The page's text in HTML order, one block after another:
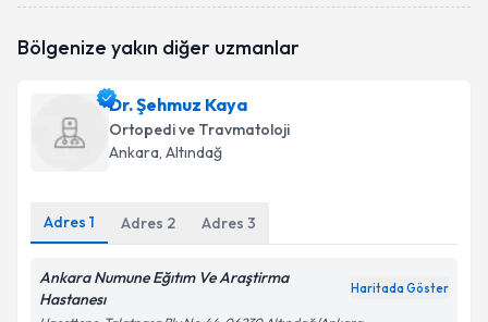
oluşturun. Size bu uzmandan randevu almanız için bir
E-posta Adresiniz
Kişisel verilerimin işlenmesine ilişkin
Metni'ni okudum ve kişisel verilerimin belirtilen
Bölgenize yakın diğer uzmanlar
Dr. Şehmuz Kaya
Ortopedi ve Travmatoloji
Ankara, Altındağ
Adres 1 Adres 2 Adres 3
Ankara Numune Eğıtım Ve Araştirma
Hastanesı
Haritada Göster